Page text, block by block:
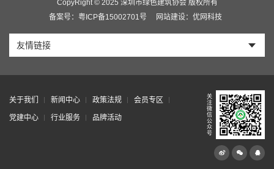
CopyRight © 2025 深圳市绿色建筑协会 版权所有
备案号：粤ICP备15002701号
网站建设：优网科技
友情链接
关于我们 新闻中心 政策法规 会员专区
党建中心 行业服务 品牌活动
关
注
微
信
公
众
号